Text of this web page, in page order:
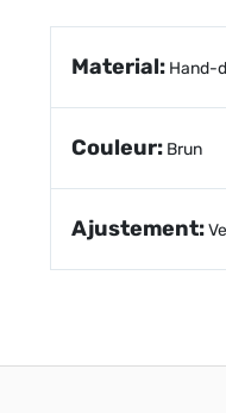
Material: Hand-
Couleur: Brun
Ajustement: